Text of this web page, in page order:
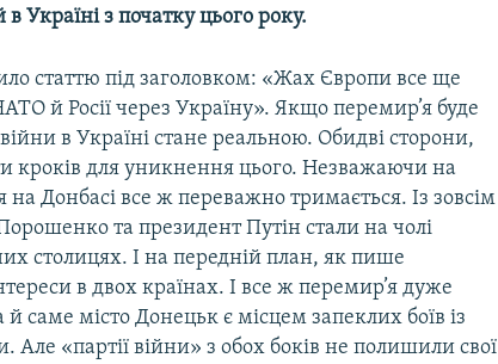
Україні з початку цього року.
статтю під заголовком: «Жах Європи все ще
й Росії через Україну». Якщо перемир’я буде
в Україні стане реальною. Обидві сторони,
кроків для уникнення цього. Незважаючи на
Донбасі все ж переважно тримається. Із зовсім
та президент Путін стали на чолі
столицях. І на передній план, як пише
в двох країнах. І все ж перемир’я дуже
саме місто Донецьк є місцем запеклих боїв із
«партії війни» з обох боків не полишили свої